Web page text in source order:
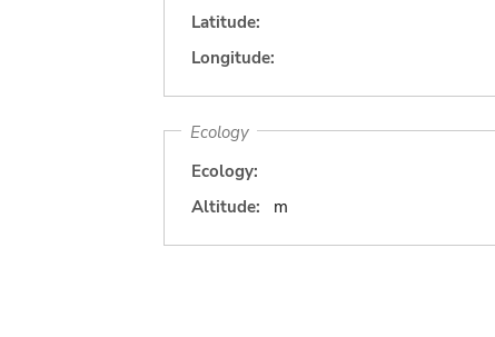
Latitude:
Longitude:
Ecology
Ecology:
Altitude:
m